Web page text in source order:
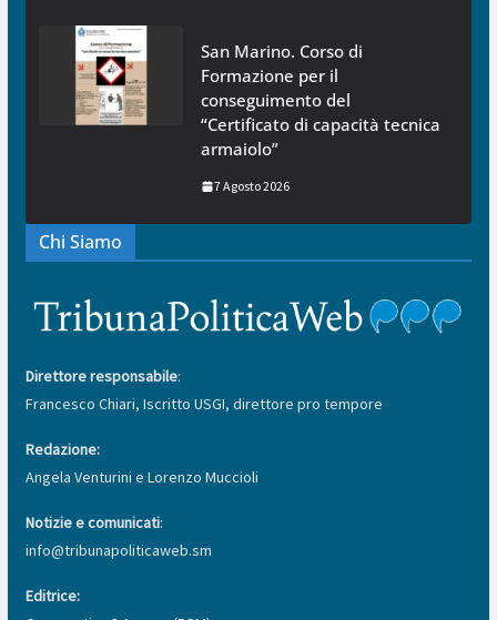
San Marino. Corso di
Formazione per il
conseguimento del
“Certificato di capacità tecnica
armaiolo”
7 Agosto 2026
Chi Siamo
Direttore responsabile:
Francesco Chiari, Iscritto USGI, direttore pro tempore
Redazione:
Angela Venturini e Lorenzo Muccioli
Notizie e comunicati:
info@tribunapoliticaweb.sm
Editrice: